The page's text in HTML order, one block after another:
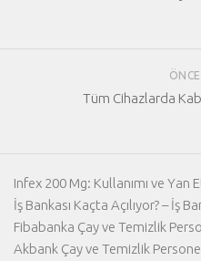
Tüm Cihazlarda
Infex 200 Mg: Kullanımı ve Yan
İş Bankası Kaçta Açılıyor? – İş
Fibabanka Çay ve Temizlik
Akbank Çay ve Temizlik